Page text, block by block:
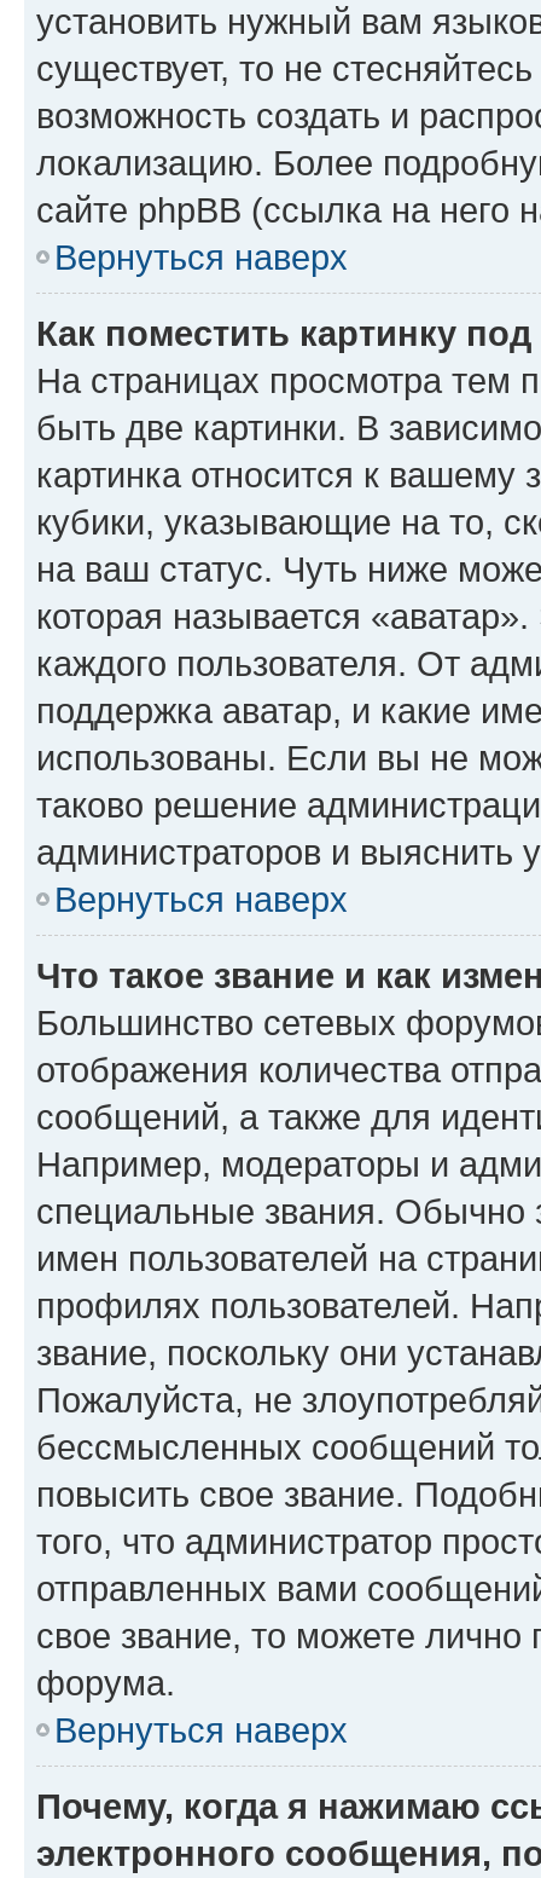
установить нужный вам
существует, то не
возможность создать и
локализацию. Более
сайте phpBB (ссылка на него
Вернуться наверх
Как поместить картинку
На страницах просмотра тем
быть две картинки. В
картинка относится к
кубики, указывающие на то,
на ваш статус. Чуть ниже
которая называется
каждого пользователя. От
поддержка аватар, и какие
использованы. Если вы не
таково решение
администраторов и выяснить
Вернуться наверх
Что такое звание и как
Большинство сетевых
отображения количества
сообщений, а также для
Например, модераторы и
специальные звания. Обычно
имен пользователей на
профилях пользователей.
звание, поскольку они
Пожалуйста, не
бессмысленных сообщений
повысить свое звание.
того, что администратор
отправленных вами
свое звание, то можете лично
форума.
Вернуться наверх
Почему, когда я нажимаю
электронного сообщения,